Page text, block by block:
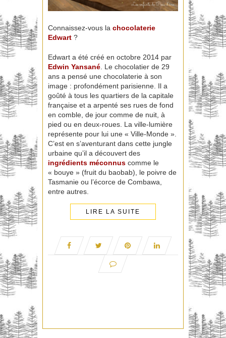
Connaissez-vous la chocolaterie
Edwart ?
Edwart a été créé en octobre 2014 par
Edwin Yansané. Le chocolatier de 29
ans a pensé une chocolaterie à son
image : profondément parisienne. Il a
goûté à tous les quartiers de la capitale
française et a arpenté ses rues de fond
en comble, de jour comme de nuit, à
pied ou en deux-roues. La ville-lumière
représente pour lui une « Ville-Monde ».
C’est en s’aventurant dans cette jungle
urbaine qu’il a découvert des
ingrédients méconnus comme le
« bouye » (fruit du baobab), le poivre de
Tasmanie ou l’écorce de Combawa,
entre autres.
LIRE LA SUITE